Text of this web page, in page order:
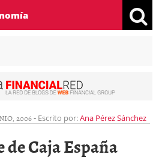
2006- Escrito por:Ana Pérez Sánchez
Caja España